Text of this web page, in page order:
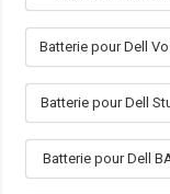
Batterie pour Dell
Batterie pour Dell
Batterie pour Dell